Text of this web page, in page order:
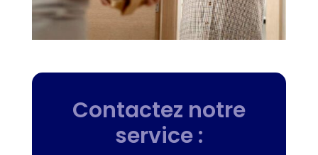
Contactez notre
service :